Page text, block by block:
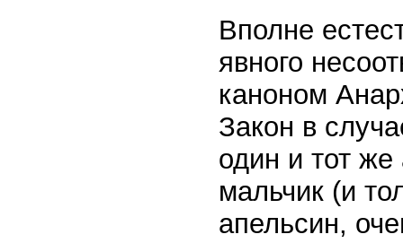
Вполне
явного
каноном
Закон в
один и тот же
мальчик (и
апельсин,